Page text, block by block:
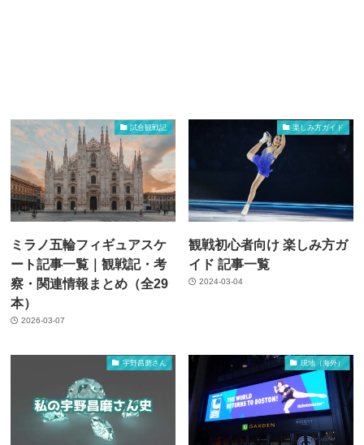
試合観戦記
ミラノ五輪フィギュアスケ
ート記事一覧｜観戦記・考
察・関連情報まとめ（全29
本）
2026-03-07
楽しみ方ガイド
観戦初心者向け 楽しみ方ガ
イド 記事一覧
2024-03-04
宇野昌磨さん 現地（海外）